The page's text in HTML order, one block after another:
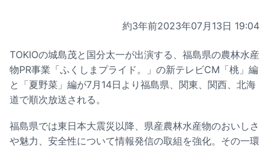
約3年前2023年07月13日 19:04
TOKIOの城島茂と国分太一が出演する、福島県の農林水産
物PR事業「ふくしまプライド。」の新テレビCM「桃」編
と「夏野菜」編が7月14日より福島県、関東、関西、北海
道で順次放送される。
福島県では東日本大震災以降、県産農林水産物のおいしさ
や魅力、安全性について情報発信の取組を強化。その一環